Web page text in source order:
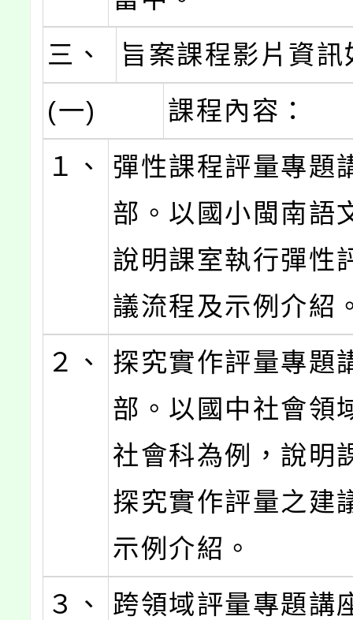
三、
旨案課程影片資訊
(一)
課程內容：
１、
彈性課程評量專題
部。以國小閩南語
說明課室執行彈性
議流程及示例介紹
２、
探究實作評量專題
部。以國中社會領
社會科為例，說明
探究實作評量之建
示例介紹。
３、
跨領域評量專題講